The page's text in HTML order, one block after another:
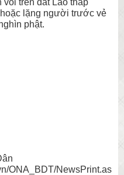
voi trên đất Lào thấp
lặng người trước vẻ
phật.
ONA_BDT/